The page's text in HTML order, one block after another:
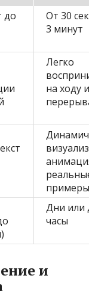
до
От 30
3 минут
Легко
на ходу
Дни или
часы
и